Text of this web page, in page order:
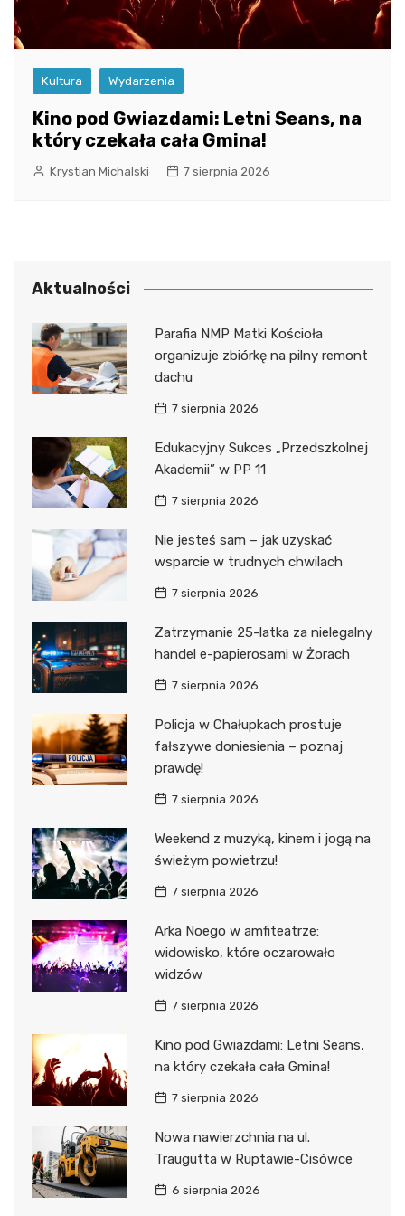
Kultura Wydarzenia
Kino pod Gwiazdami: Letni Seans, na
który czekała cała Gmina!
Krystian Michalski 7 sierpnia 2026
Aktualności
Parafia NMP Matki Kościoła
organizuje zbiórkę na pilny remont
dachu
7 sierpnia 2026
Edukacyjny Sukces „Przedszkolnej
Akademii” w PP 11
7 sierpnia 2026
Nie jesteś sam – jak uzyskać
wsparcie w trudnych chwilach
7 sierpnia 2026
Zatrzymanie 25-latka za nielegalny
handel e-papierosami w Żorach
7 sierpnia 2026
Policja w Chałupkach prostuje
fałszywe doniesienia – poznaj
prawdę!
7 sierpnia 2026
Weekend z muzyką, kinem i jogą na
świeżym powietrzu!
7 sierpnia 2026
Arka Noego w amfiteatrze:
widowisko, które oczarowało
widzów
7 sierpnia 2026
Kino pod Gwiazdami: Letni Seans,
na który czekała cała Gmina!
7 sierpnia 2026
Nowa nawierzchnia na ul.
Traugutta w Ruptawie-Cisówce
6 sierpnia 2026